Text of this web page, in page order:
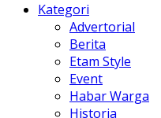
Kategori
Advertorial
Berita
Etam Style
Event
Habar Warga
Historia